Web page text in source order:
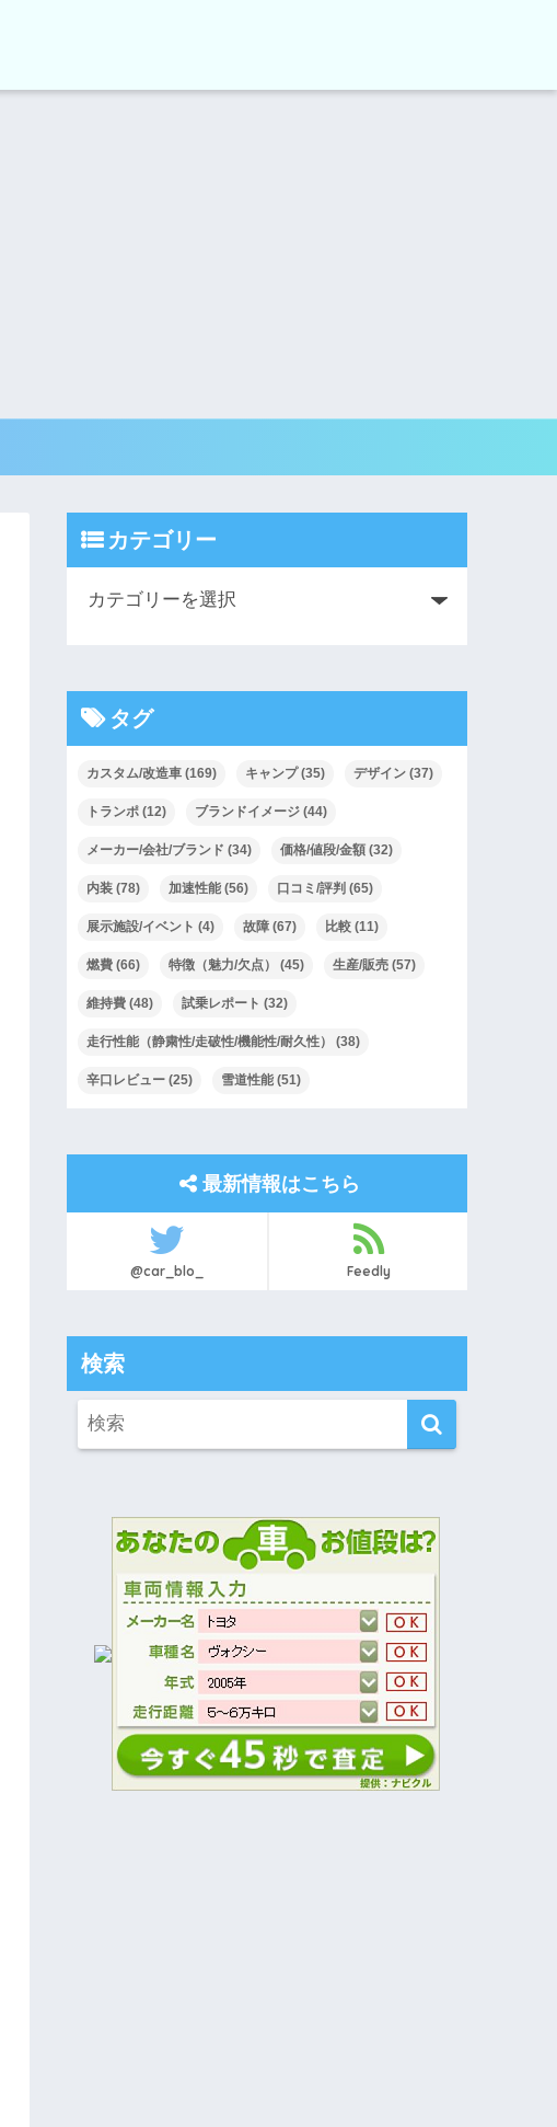
カテゴリー
タグ
カスタム/改造車 (169) キャンプ(35) デザイン (37)
トランポ (12) ブランドイメージ (44)
メーカー/会社/ブランド (34) 価格/値段/金額 (32)
内装 (78) 加速性能 (56) 口コミ/評判 (65)
展示施設/イベント (4) 故障 (67) 比較 (11)
燃費 (66) 特徴（魅力/欠点） (45) 生産/販売 (57)
維持費 (48) 試乗レポート (32)
走行性能（静粛性/走破性/機能性/耐久性） (38)
辛口レビュー (25) 雪道性能 (51)
最新情報はこちら
@car_blo_ Feedly
検索